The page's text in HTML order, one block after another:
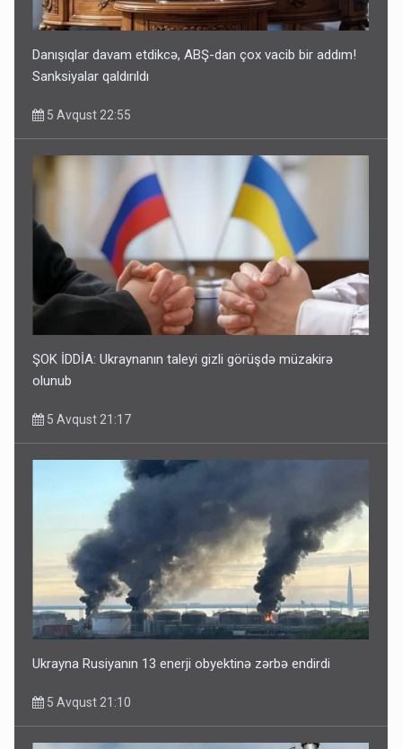
Danışıqlar davam etdikcə, ABŞ-dan çox vacib bir addım!
Sanksiyalar qaldırıldı
5 Avqust 22:55
ŞOK İDDİA: Ukraynanın taleyi gizli görüşdə müzakirə
olunub
5 Avqust 21:17
Ukrayna Rusiyanın 13 enerji obyektinə zərbə endirdi
5 Avqust 21:10